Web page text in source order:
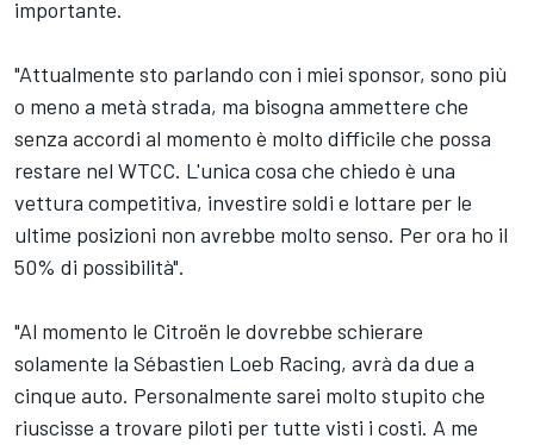
importante.
"Attualmente sto parlando con i miei sponsor, sono più
o meno a metà strada, ma bisogna ammettere che
senza accordi al momento è molto difficile che possa
restare nel WTCC. L'unica cosa che chiedo è una
vettura competitiva, investire soldi e lottare per le
ultime posizioni non avrebbe molto senso. Per ora ho il
50% di possibilità".
"Al momento le Citroën le dovrebbe schierare
solamente la Sébastien Loeb Racing, avrà da due a
cinque auto. Personalmente sarei molto stupito che
riuscisse a trovare piloti per tutte visti i costi. A me